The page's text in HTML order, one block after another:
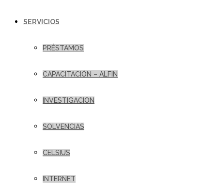
SERVICIOS
PRÉSTAMOS
CAPACITACIÓN – ALFIN
INVESTIGACION
SOLVENCIAS
CELSIUS
INTERNET